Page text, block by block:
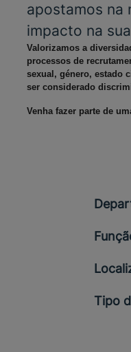
apostamos na
impacto na
Valorizamos a
processos de
sexual, género, estado
ser considerado
Venha fazer parte de
Tipo